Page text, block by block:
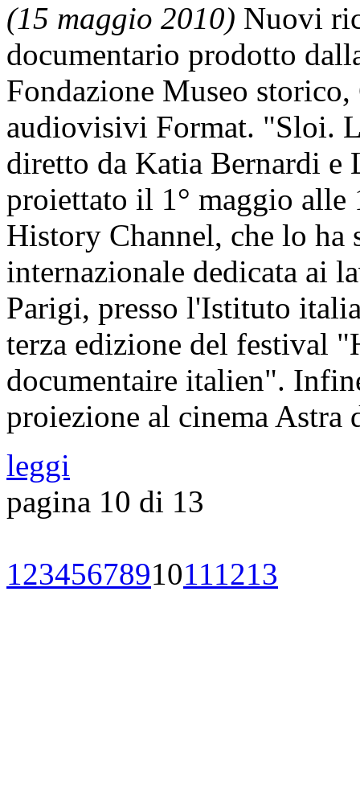
(15 maggio 2010) Nuovi
documentario prodotto
Fondazione Museo
audiovisivi Format. "Sloi.
diretto da Katia Bernardi e
proiettato il 1° maggio alle
History Channel, che lo ha
internazionale dedicata ai
Parigi, presso l'Istituto
terza edizione del festival
documentaire italien".
proiezione al cinema Astra
leggi
pagina 10 di 13
12345678910111213